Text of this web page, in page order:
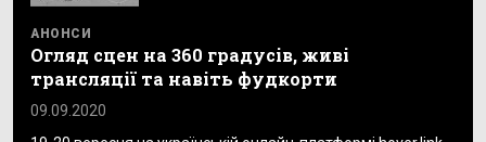
АНОНСИ
Огляд сцен на 360 градусів, живі
трансляції та навіть фудкорти
09.09.2020